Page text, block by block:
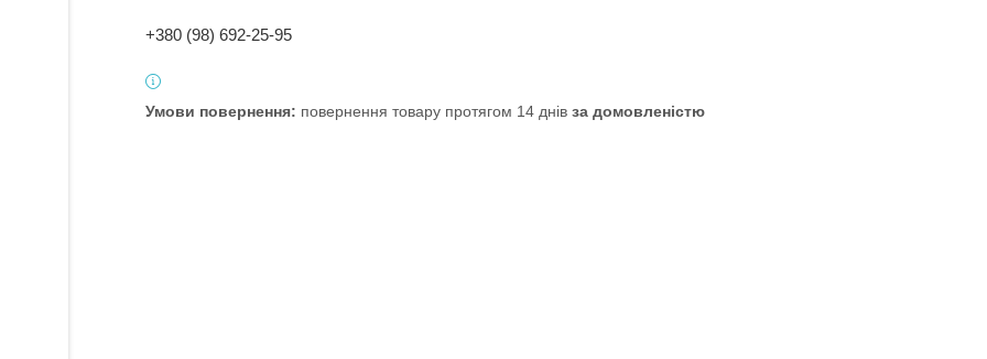
+380 (98) 692-25-95
повернення товару протягом 14 днів за домовленістю